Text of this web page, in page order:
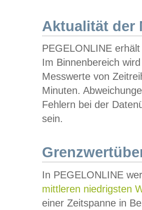
Aktualität der
PEGELONLINE
Im Binnenbereich
Messwerte von
Minuten.
Fehlern bei der
sein.
In PEGELONLINE
mittleren niedrigsten
einer Zeitspanne in